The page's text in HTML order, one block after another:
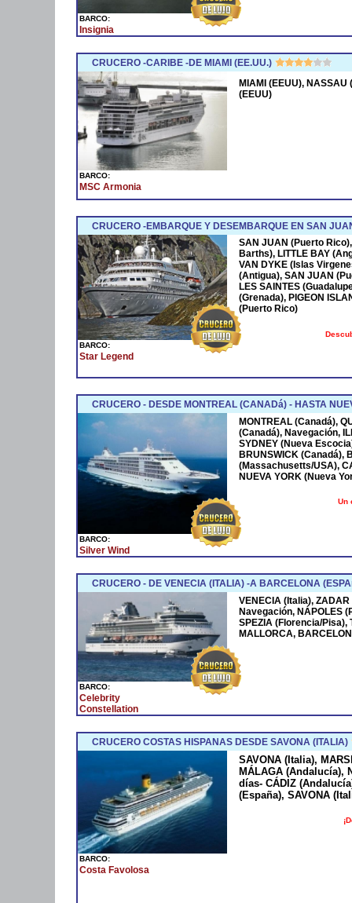
BARCO:
Insignia
CRUCERO -CARIBE -DE MIAMI (EE.UU.)
BARCO:
MSC Armonia
MIAMI (EEUU), NASSAU
(EEUU)
CRUCERO -EMBARQUE Y DESEMBARQUE EN SAN
BARCO:
Star Legend
SAN JUAN (Puerto
Barths), LITTLE BAY
VAN DYKE (Islas
(Antigua), SAN JUAN
LES SAINTES
(Grenada), PIGEON
(Puerto Rico)
CRUCERO - DESDE MONTREAL (CANADá) - HASTA
BARCO:
Silver Wind
MONTREAL (Canadá),
(Canadá), Navegación,
SYDNEY (Nueva
BRUNSWICK (Canadá),
(Massachusetts/USA),
NUEVA YORK (Nueva
Un
CRUCERO - DE VENECIA (ITALIA) -A BARCELONA
BARCO:
Celebrity
Constellation
VENECIA (Italia),
Navegación, NÁPOLES
SPEZIA (Florencia/Pisa),
MALLORCA,
CRUCERO COSTAS HISPANAS DESDE SAVONA (ITALIA)
BARCO:
Costa Favolosa
SAVONA (Italia),
MÁLAGA (Andalucía),
días- CÁDIZ
(España), SAVONA